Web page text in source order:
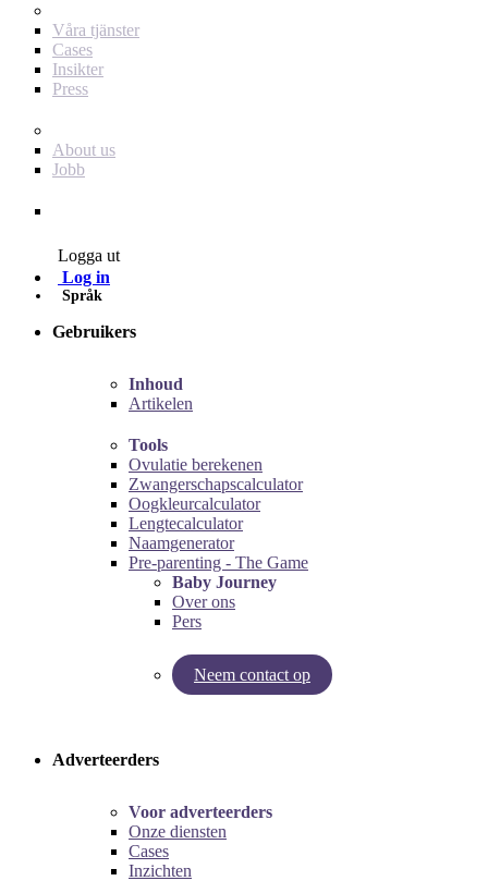
Våra tjänster
Cases
Insikter
Press
About us
Jobb
Logga ut
Log in
Språk
Gebruikers
Inhoud
Artikelen
Tools
Ovulatie berekenen
Zwangerschapscalculator
Oogkleurcalculator
Lengtecalculator
Naamgenerator
Pre-parenting - The Game
Baby Journey
Over ons
Pers
Neem contact op
Try our pregnancy calculator!
Adverteerders
Voor adverteerders
Onze diensten
Cases
Inzichten